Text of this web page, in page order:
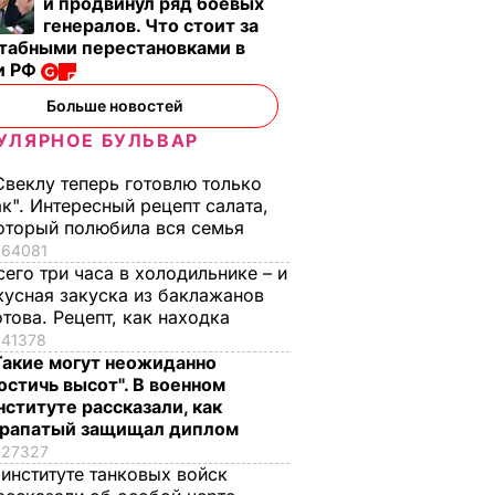
правоохранители
задержали бывшего
директора МВФ
17 апреля, 07.18
что
"Хрустящие
генералов. Что стоит за
перестановками в
РФ
Больше новостей
БУЛЬВАР
теперь готовлю только
Интересный рецепт салата,
полюбила вся семья
64081
три часа в холодильнике – и
закуска из баклажанов
Рецепт, как находка
41378
могут неожиданно
высот". В военном
рассказали, как
защищал диплом
27327
танковых войск